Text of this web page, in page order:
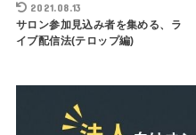
2021.08.13
サロン参加見込み者を集める、ラ
イブ配信法(テロップ編)